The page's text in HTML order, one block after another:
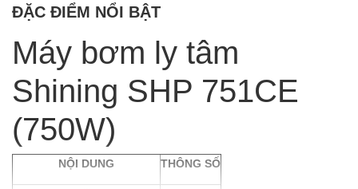
ĐẶC ĐIỂM NỔI BẬT
Máy bơm ly tâm
Shining SHP 751CE
(750W)
NỘI DUNG THÔNG SỐ